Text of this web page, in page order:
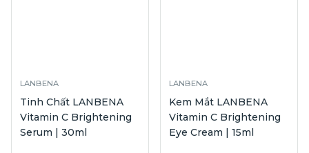
LANBENA
Tinh Chất LANBENA
Vitamin C Brightening
Serum | 30ml
LANBENA
Kem Mắt LANBENA
Vitamin C Brightening
Eye Cream | 15ml